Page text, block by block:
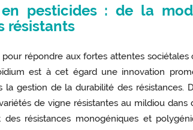
pesticides : de la
résistants
répondre aux fortes attentes
est à cet égard une innovation
gestion de la durabilité des résistances.
de vigne résistantes au mildiou
résistances monogéniques et